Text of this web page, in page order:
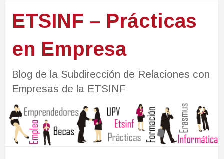
ETSINF – Prácticas
en Empresa
Blog de la Subdirección de Relaciones con
Empresas de la ETSINF